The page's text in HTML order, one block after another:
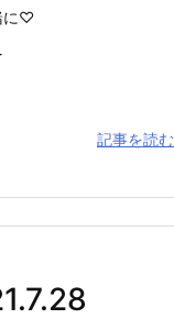
に♡
記事を読む